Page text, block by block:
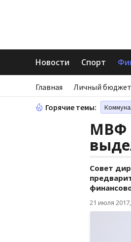
Новости Спорт
Главная Личный бюджет
Горячие темы:
МВФ
Совет
21 июля